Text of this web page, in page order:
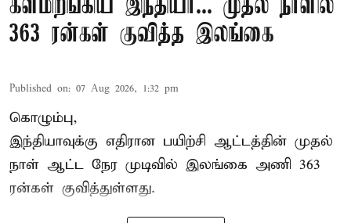
களமிறங்கிய இந்தியா... முதல் நாளில்
363 ரன்கள் குவித்த இலங்கை
Published on: 07 Aug 2026, 1:32 pm
கொழும்பு,
இந்தியாவுக்கு எதிரான பயிற்சி ஆட்டத்தின் முதல்
நாள் ஆட்ட நேர முடிவில் இலங்கை அணி 363
ரன்கள் குவித்துள்ளது.